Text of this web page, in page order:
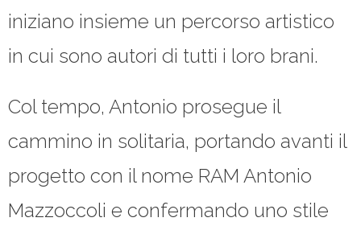
iniziano insieme un percorso artistico
in cui sono autori di tutti i loro brani.
Col tempo, Antonio prosegue il
cammino in solitaria, portando avanti il
progetto con il nome RAM Antonio
Mazzoccoli e confermando uno stile